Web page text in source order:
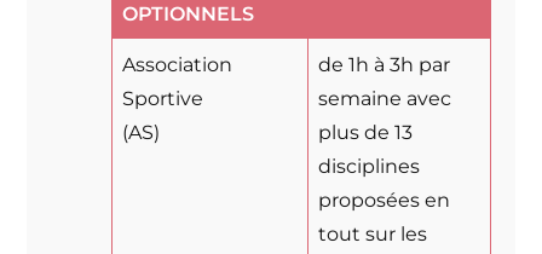
OPTIONNELS
Association
Sportive
(AS)
de 1h à 3h par
semaine avec
plus de 13
disciplines
proposées en
tout sur les